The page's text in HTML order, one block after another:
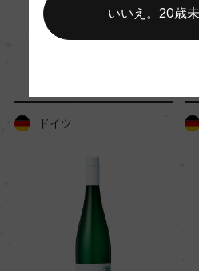
Wine Spectator 得点
醗酵：ステンレスタンク、
マロラクティック醗酵
ドイツ
いいえ。20歳未